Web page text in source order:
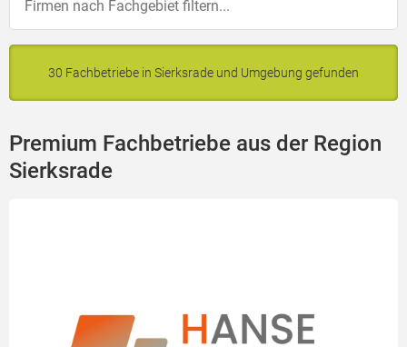
30 Fachbetriebe in Sierksrade und Umgebung gefunden
Premium Fachbetriebe aus der Region
Sierksrade